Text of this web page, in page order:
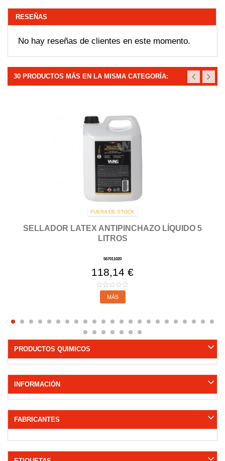
RESEÑAS
No hay reseñas de clientes en este momento.
30 PRODUCTOS MÁS EN LA MISMA CATEGORÍA:
FUERA DE STOCK
SELLADOR LATEX ANTIPINCHAZO LÍQUIDO 5
LITROS
567011020
118,14 €
MÁS
PRODUCTOS QUIMICOS
INFORMACIÓN
FABRICANTES